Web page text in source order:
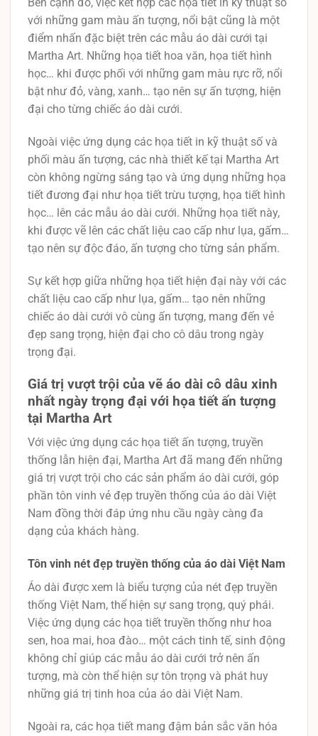
Bên cạnh đó, việc kết hợp các họa tiết in kỹ thuật số
với những gam màu ấn tượng, nổi bật cũng là một
điểm nhấn đặc biệt trên các mẫu áo dài cưới tại
Martha Art. Những họa tiết hoa văn, họa tiết hình
học… khi được phối với những gam màu rực rỡ, nổi
bật như đỏ, vàng, xanh… tạo nên sự ấn tượng, hiện
đại cho từng chiếc áo dài cưới.
Ngoài việc ứng dụng các họa tiết in kỹ thuật số và
phối màu ấn tượng, các nhà thiết kế tại Martha Art
còn không ngừng sáng tạo và ứng dụng những họa
tiết đương đại như họa tiết trừu tượng, họa tiết hình
học… lên các mẫu áo dài cưới. Những họa tiết này,
khi được vẽ lên các chất liệu cao cấp như lụa, gấm…
tạo nên sự độc đáo, ấn tượng cho từng sản phẩm.
Sự kết hợp giữa những họa tiết hiện đại này với các
chất liệu cao cấp như lụa, gấm… tạo nên những
chiếc áo dài cưới vô cùng ấn tượng, mang đến vẻ
đẹp sang trọng, hiện đại cho cô dâu trong ngày
trọng đại.
Giá trị vượt trội của vẽ áo dài cô dâu xinh
nhất ngày trọng đại với họa tiết ấn tượng
tại Martha Art
Với việc ứng dụng các họa tiết ấn tượng, truyền
thống lẫn hiện đại, Martha Art đã mang đến những
giá trị vượt trội cho các sản phẩm áo dài cưới, góp
phần tôn vinh vẻ đẹp truyền thống của áo dài Việt
Nam đồng thời đáp ứng nhu cầu ngày càng đa
dạng của khách hàng.
Tôn vinh nét đẹp truyền thống của áo dài Việt Nam
Áo dài được xem là biểu tượng của nét đẹp truyền
thống Việt Nam, thể hiện sự sang trọng, quý phái.
Việc ứng dụng các họa tiết truyền thống như hoa
sen, hoa mai, hoa đào… một cách tinh tế, sinh động
không chỉ giúp các mẫu áo dài cưới trở nên ấn
tượng, mà còn thể hiện sự tôn trọng và phát huy
những giá trị tinh hoa của áo dài Việt Nam.
Ngoài ra, các họa tiết mang đậm bản sắc văn hóa